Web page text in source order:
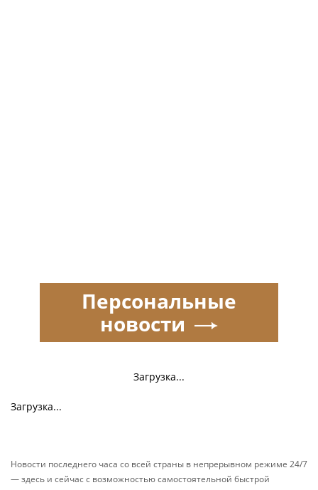
Загрузка...
Загрузка...
Персональные
новости
Новости последнего часа со всей страны в непрерывном режиме 24/7
— здесь и сейчас с возможностью самостоятельной быстрой